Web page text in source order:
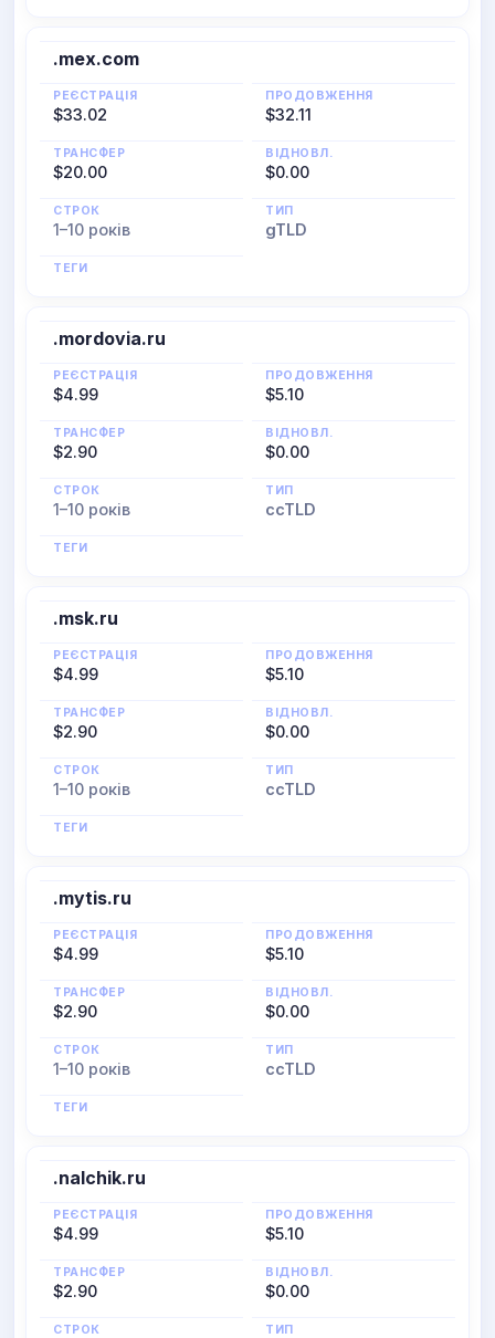
.mex.com
РЕЄСТРАЦІЯ
$33.02
ПРОДОВЖЕННЯ
$32.11
ТРАНСФЕР
$20.00
ВІДНОВЛ.
$0.00
СТРОК
1–10 років
ТИП
gTLD
ТЕГИ
.mordovia.ru
РЕЄСТРАЦІЯ
$4.99
ПРОДОВЖЕННЯ
$5.10
ТРАНСФЕР
$2.90
ВІДНОВЛ.
$0.00
СТРОК
1–10 років
ТИП
ccTLD
ТЕГИ
.msk.ru
РЕЄСТРАЦІЯ
$4.99
ПРОДОВЖЕННЯ
$5.10
ТРАНСФЕР
$2.90
ВІДНОВЛ.
$0.00
СТРОК
1–10 років
ТИП
ccTLD
ТЕГИ
.mytis.ru
РЕЄСТРАЦІЯ
$4.99
ПРОДОВЖЕННЯ
$5.10
ТРАНСФЕР
$2.90
ВІДНОВЛ.
$0.00
СТРОК
1–10 років
ТИП
ccTLD
ТЕГИ
.nalchik.ru
РЕЄСТРАЦІЯ
$4.99
ПРОДОВЖЕННЯ
$5.10
ТРАНСФЕР
$2.90
ВІДНОВЛ.
$0.00
СТРОК ТИП